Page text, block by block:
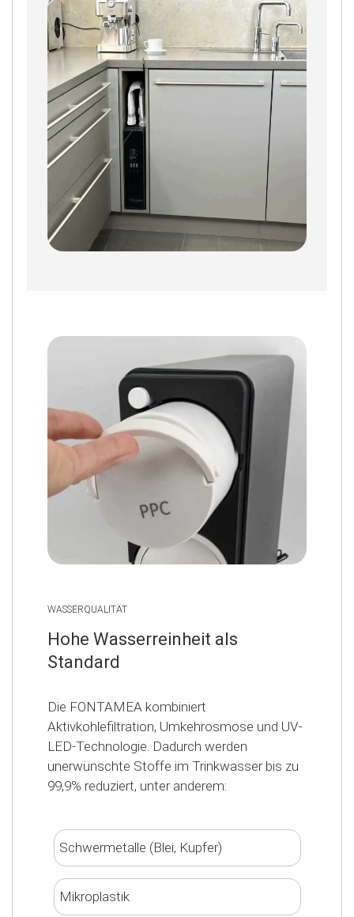
WASSERQUALITÄT
Hohe Wasserreinheit als
Standard
Die FONTAMEA kombiniert
Aktivkohlefiltration, Umkehrosmose und UV-
LED-Technologie. Dadurch werden
unerwünschte Stoffe im Trinkwasser bis zu
99,9% reduziert, unter anderem:
Schwermetalle (Blei, Kupfer)
Mikroplastik